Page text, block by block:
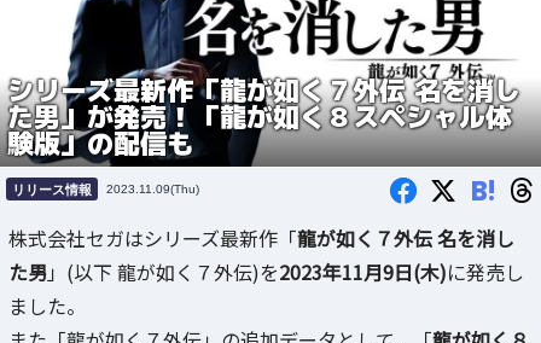
シリーズ最新作「龍が如く７外伝 名を消し
た男」が発売！「龍が如く８スペシャル体
験版」の配信も
リリース情報 2023.11.09(Thu) B!
株式会社セガはシリーズ最新作「龍が如く７外伝 名を消し
た男」(以下 龍が如く７外伝)を2023年11月9日(木)に発売し
ました。